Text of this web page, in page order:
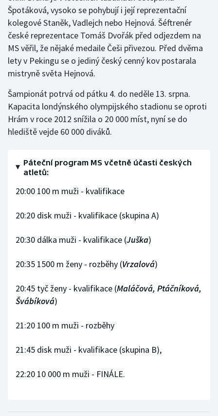
Špotáková, vysoko se pohybují i její reprezentační
kolegové Staněk, Vadlejch nebo Hejnová. Šéftrenér
české reprezentace Tomáš Dvořák před odjezdem na
MS věřil, že nějaké medaile Češi přivezou. Před dvěma
lety v Pekingu se o jediný český cenný kov postarala
mistryně světa Hejnová.
Šampionát potrvá od pátku 4. do neděle 13. srpna.
Kapacita londýnského olympijského stadionu se oproti
Hrám v roce 2012 snížila o 20 000 míst, nyní se do
hlediště vejde 60 000 diváků.
Páteční program MS včetně účasti českých
atletů:
20:00 100 m muži - kvalifikace
20:20 disk muži - kvalifikace (skupina A)
20:30 dálka muži - kvalifikace (Juška)
20:35 1500 m ženy - rozběhy (Vrzalová)
20:45 tyč ženy - kvalifikace (Maláčová, Ptáčníková,
Švábíková)
21:20 100 m muži - rozběhy
21:45 disk muži - kvalifikace (skupina B),
22:20 10 000 m muži - FINÁLE.